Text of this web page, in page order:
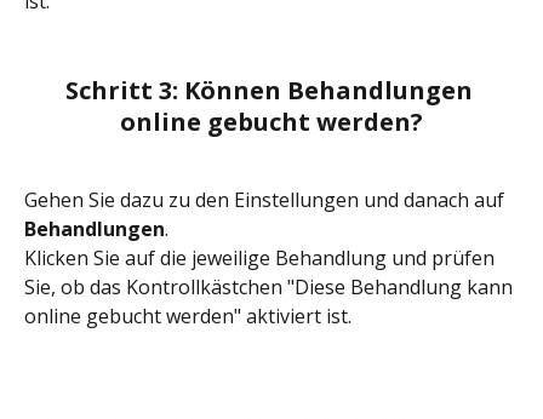
Schritt 3: Können Behandlungen
online gebucht werden?
Gehen Sie dazu zu den Einstellungen und danach auf
Behandlungen.
Klicken Sie auf die jeweilige Behandlung und prüfen
Sie, ob das Kontrollkästchen "Diese Behandlung kann
online gebucht werden" aktiviert ist.